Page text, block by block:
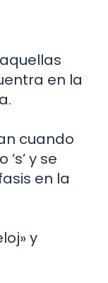
en la
cuando
y se
en la
y